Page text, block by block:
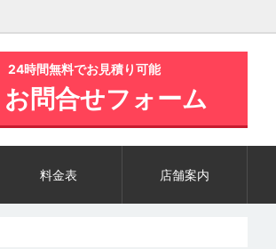
24時間無料でお見積り可能
お問合せフォーム
料金表 店舗案内